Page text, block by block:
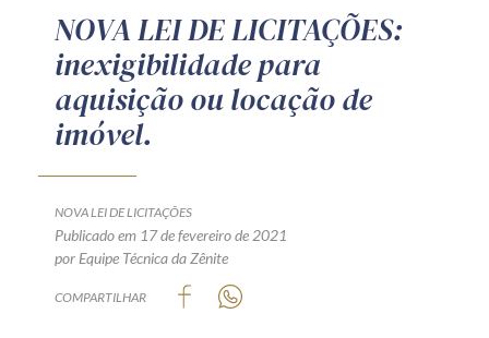
A Zênite
Como publicar conosco
Site da Zênite
Política de Privacidade
Guia de Direitos dos Titulares de Dados
Encarregado (contato)
NOVA LEI DE LICITAÇÕES:
inexigibilidade para
aquisição ou locação de
imóvel.
NOVA LEI DE LICITAÇÕES
Publicado em 17 de fevereiro de 2021
por Equipe Técnica da Zênite
COMPARTILHAR